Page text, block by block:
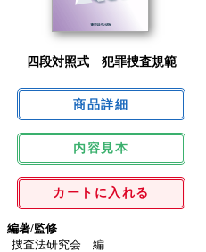
四段対照式 犯罪捜査規範
内容見本
カートに入れる
編著/監修
捜査法研究会 編